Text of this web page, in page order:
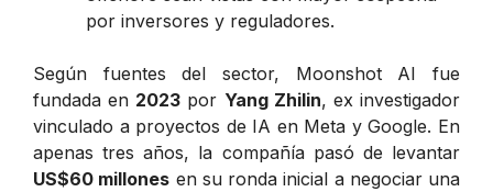
por inversores y reguladores.
Según fuentes del sector, Moonshot AI fue
fundada en 2023 por Yang Zhilin, ex investigador
vinculado a proyectos de IA en Meta y Google. En
apenas tres años, la compañía pasó de levantar
US$60 millones en su ronda inicial a negociar una